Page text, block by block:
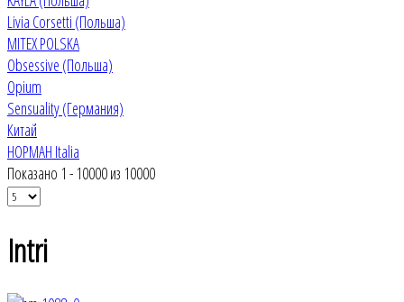
Livia Corsetti (Польша)
MITEX POLSKA
Obsessive (Польша)
Opium
Sensuality (Германия)
Китай
НОРМАН Italia
Показано 1 - 10000 из 10000
Intri